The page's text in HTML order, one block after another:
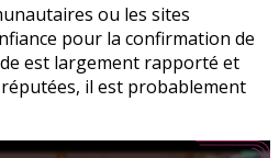
ou les sites
pour la confirmation de
est largement rapporté et
il est probablement